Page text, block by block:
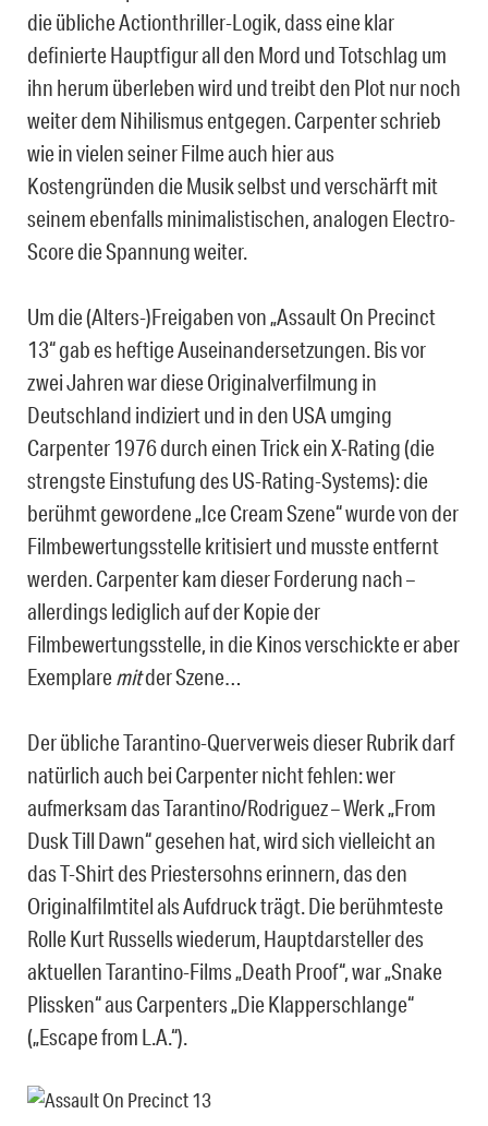
die übliche Actionthriller-Logik, dass eine klar
definierte Hauptfigur all den Mord und Totschlag um
ihn herum überleben wird und treibt den Plot nur noch
weiter dem Nihilismus entgegen. Carpenter schrieb
wie in vielen seiner Filme auch hier aus
Kostengründen die Musik selbst und verschärft mit
seinem ebenfalls minimalistischen, analogen Electro-
Score die Spannung weiter.
Um die (Alters-)Freigaben von „Assault On Precinct
13“ gab es heftige Auseinandersetzungen. Bis vor
zwei Jahren war diese Originalverfilmung in
Deutschland indiziert und in den USA umging
Carpenter 1976 durch einen Trick ein X-Rating (die
strengste Einstufung des US-Rating-Systems): die
berühmt gewordene „Ice Cream Szene“ wurde von der
Filmbewertungsstelle kritisiert und musste entfernt
werden. Carpenter kam dieser Forderung nach –
allerdings lediglich auf der Kopie der
Filmbewertungsstelle, in die Kinos verschickte er aber
Exemplaremitder Szene…
Der übliche Tarantino-Querverweis dieser Rubrik darf
natürlich auch bei Carpenter nicht fehlen: wer
aufmerksam das Tarantino/Rodriguez – Werk „From
Dusk Till Dawn“ gesehen hat, wird sich vielleicht an
das T-Shirt des Priestersohns erinnern, das den
Originalfilmtitel als Aufdruck trägt. Die berühmteste
Rolle Kurt Russells wiederum, Hauptdarsteller des
aktuellen Tarantino-Films „Death Proof“, war „Snake
Plissken“ aus Carpenters „Die Klapperschlange“
(„Escape from L.A.“).